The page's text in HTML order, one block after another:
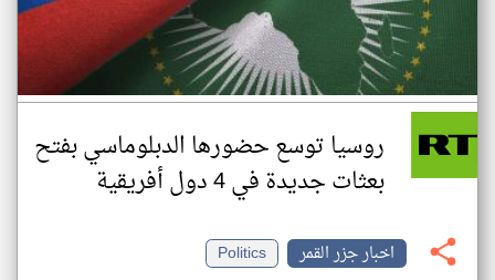
روسيا توسع حضورها الدبلوماسي بفتح
بعثات جديدة في 4 دول أفريقية
اخبار جزر القمر
Politics